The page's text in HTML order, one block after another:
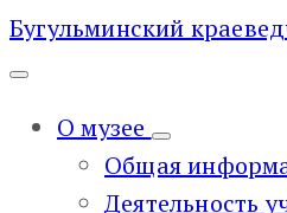
Бугульминский
О музее
Общая
Деятельность